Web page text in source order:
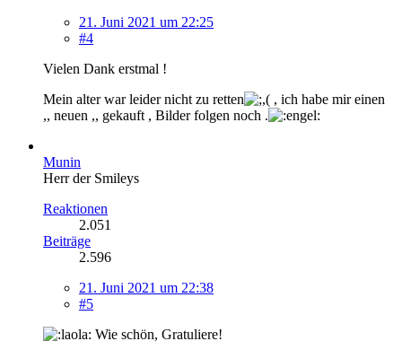
21. Juni 2021 um 22:25
#4
Vielen Dank erstmal !
Mein alter war leider nicht zu retten
, ich habe mir einen
,, neuen ,, gekauft , Bilder folgen noch .
Munin
Herr der Smileys
Reaktionen
2.051
Beiträge
2.596
21. Juni 2021 um 22:38
#5
Wie schön, Gratuliere!